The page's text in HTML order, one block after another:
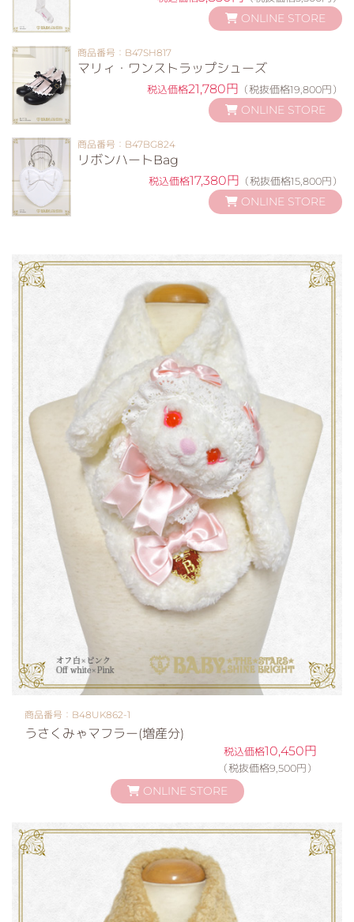
ONLINE STORE
商品番号：B47SH817
マリィ・ワンストラップシューズ
税込価格21,780円 （税抜価格19,800円）
ONLINE STORE
商品番号：B47BG824
リボンハートBag
税込価格17,380円 （税抜価格15,800円）
ONLINE STORE
商品番号：B48UK862-1
うさくみゃマフラー(増産分)
税込価格10,450円
（税抜価格9,500円）
ONLINE STORE